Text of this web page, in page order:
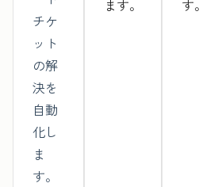
チケ
ット
の解
決を
自動
化し
ま
す。
ます。 す。